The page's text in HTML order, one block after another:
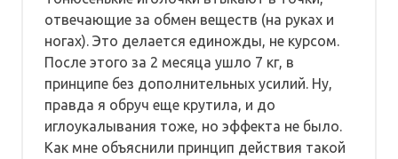
отвечающие за обмен веществ (на руках и
ногах). Это делается единожды, не курсом.
После этого за 2 месяца ушло 7 кг, в
принципе без дополнительных усилий. Ну,
правда я обруч еще крутила, и до
иглоукалывания тоже, но эффекта не было.
Как мне объяснили принцип действия такой